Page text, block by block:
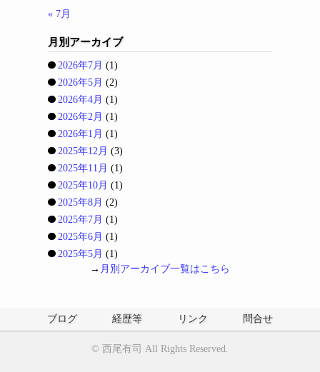
« 7月
月別アーカイブ
2026年7月 (1)
2026年5月 (2)
2026年4月 (1)
2026年2月 (1)
2026年1月 (1)
2025年12月 (3)
2025年11月 (1)
2025年10月 (1)
2025年8月 (2)
2025年7月 (1)
2025年6月 (1)
2025年5月 (1)
→ 月別アーカイブ一覧はこちら
ブログ 経歴等 リンク 問合せ
© 西尾有司 All Rights Reserved.